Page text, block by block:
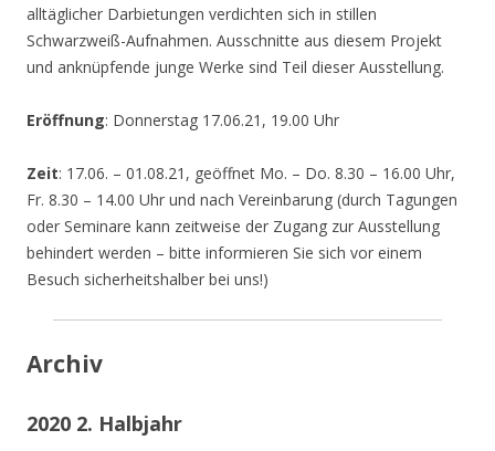
alltäglicher Darbietungen verdichten sich in stillen
Schwarzweiß-Aufnahmen. Ausschnitte aus diesem Projekt
und anknüpfende junge Werke sind Teil dieser Ausstellung.
Eröffnung: Donnerstag 17.06.21, 19.00 Uhr
Zeit: 17.06. – 01.08.21, geöffnet Mo. – Do. 8.30 – 16.00 Uhr,
Fr. 8.30 – 14.00 Uhr und nach Vereinbarung (durch Tagungen
oder Seminare kann zeitweise der Zugang zur Ausstellung
behindert werden – bitte informieren Sie sich vor einem
Besuch sicherheitshalber bei uns!)
Archiv
2020 2. Halbjahr